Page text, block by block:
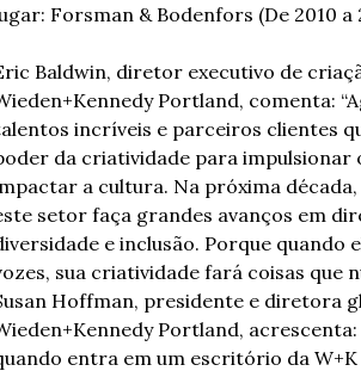
Forsman & Bodenfors (De 2010 a
Baldwin, diretor executivo de
Portland, comenta:
incríveis e parceiros clientes
da criatividade para impulsionar
a cultura. Na próxima
setor faça grandes avanços em
e inclusão. Porque quando
sua criatividade fará coisas que
Hoffman, presidente e diretora
Portland, acrescenta:
entra em um escritório da